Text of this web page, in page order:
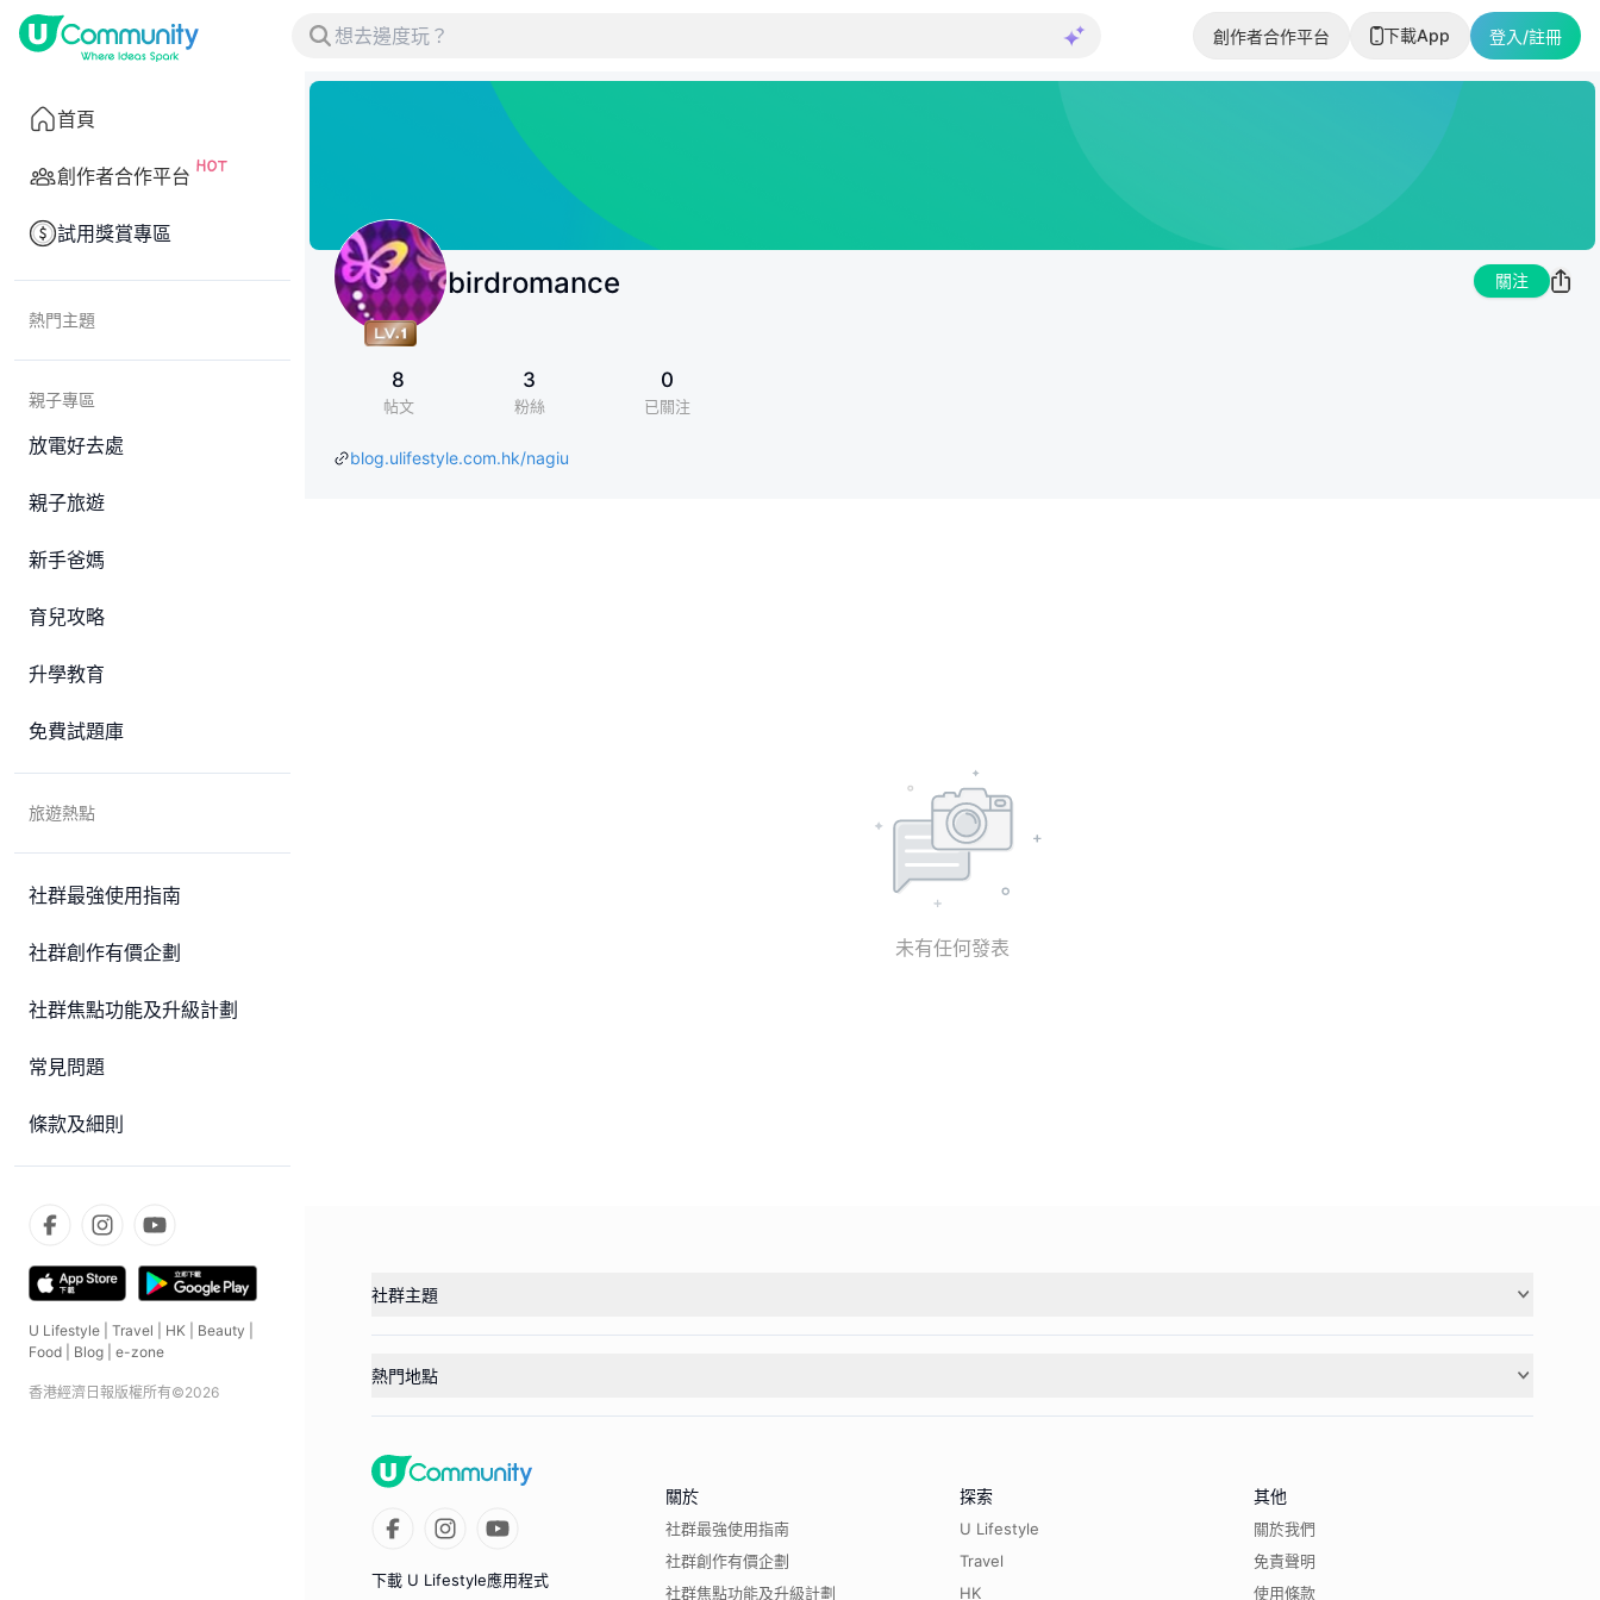
創作者合作平台 下載App 登入/註冊
首頁
創作者合作平台
試用獎賞專區
熱門主題
親子專區
放電好去處
親子旅遊
新手爸媽
育兒攻略
升學教育
免費試題庫
旅遊熱點
社群最強使用指南
社群創作有價企劃
社群焦點功能及升級計劃
常見問題
條款及細則
U Lifestyle Travel HK Beauty
Food
Blog e-zone
香港經濟日報版權所有©2026
birdromance 關注
8
帖文
3
粉絲
0
已關注
blog.ulifestyle.com.hk/nagiu
未有任何發表
社群主題
熱門地點
下載 U Lifestyle應用程式
關於
社群最強使用指南
社群創作有價企劃
社群焦點功能及升級計劃
探索
U Lifestyle
Travel
HK
其他
關於我們
免責聲明
使用條款